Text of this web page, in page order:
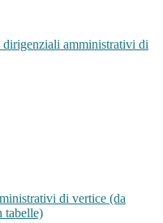
amministrativi di
di vertice (da
tabelle)